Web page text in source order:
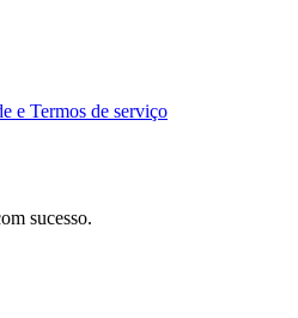
e Termos de serviço
sucesso.